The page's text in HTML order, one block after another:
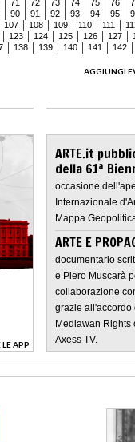
71 72 73 74 75 76
90 91 92 93 94 95
107 108 109 110 111
123 124 125 126 127
138 139 140 141
142
AGGIUNGI
APP
ARTE.it
della 61ª
occasione
Internazionale
Mappa
ARTE E
documentario
e Piero Muscarà
collaborazione
grazie all'accordo
Mediawan Rights
Axess TV.